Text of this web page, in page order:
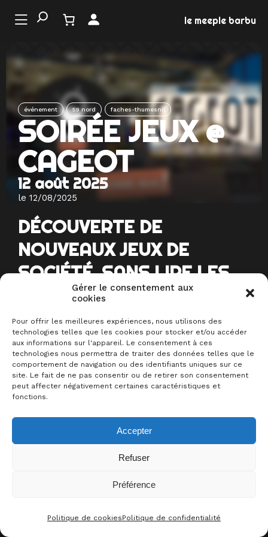
Gérer le consentement aux
cookies
Pour offrir les meilleures expériences, nous utilisons des
technologies telles que les cookies pour stocker et/ou accéder
aux informations sur l'appareil. Le consentement à ces
technologies nous permettra de traiter des données telles que le
comportement de navigation ou des identifiants uniques sur ce
site. Le fait de ne pas consentir ou de retirer son consentement
peut affecter négativement certaines caractéristiques et
fonctions.
Accepter
Refuser
Préférence
Politique de cookiesPolitique de confidentialité
le meeple barbu
événement 59 nord faches-thumesnil
SOIRÉE JEUX @
CAGEOT
12 août 2025
le 12/08/2025
DÉCOUVERTE DE
NOUVEAUX JEUX DE
SOCIÉTÉ, SANS LIRE LES
RÈGLES, DANS CE LIEU
TENDANCE !
Les soirées d’été àCageot
s’annoncent épiques !
chaque table trouvera
son bonheur.
Jeux rapides, défis stratégiques,
éclats de rire garantis…
sera là pour vous dénicher la perle
CONTACT